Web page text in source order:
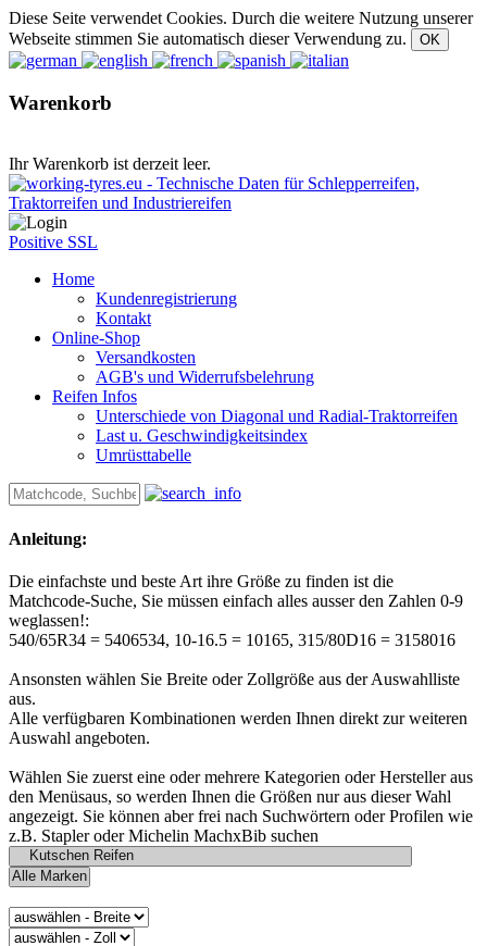
Diese Seite verwendet Cookies. Durch die weitere Nutzung unserer
Webseite stimmen Sie automatisch dieser Verwendung zu.
Warenkorb
Ihr Warenkorb ist derzeit leer.
Positive SSL
Home
Kundenregistrierung
Kontakt
Online-Shop
Versandkosten
AGB's und Widerrufsbelehrung
Reifen Infos
Unterschiede von Diagonal und Radial-Traktorreifen
Last u. Geschwindigkeitsindex
Umrüsttabelle
Anleitung:
Die einfachste und beste Art ihre Größe zu finden ist die
Matchcode-Suche, Sie müssen einfach alles ausser den Zahlen 0-9
weglassen!:
540/65R34 = 5406534, 10-16.5 = 10165, 315/80D16 = 3158016
Ansonsten wählen Sie Breite oder Zollgröße aus der Auswahlliste
aus.
Alle verfügbaren Kombinationen werden Ihnen direkt zur weiteren
Auswahl angeboten.
Wählen Sie zuerst eine oder mehrere Kategorien oder Hersteller aus
den Menüsaus, so werden Ihnen die Größen nur aus dieser Wahl
angezeigt. Sie können aber frei nach Suchwörtern oder Profilen wie
z.B. Stapler oder Michelin MachxBib suchen